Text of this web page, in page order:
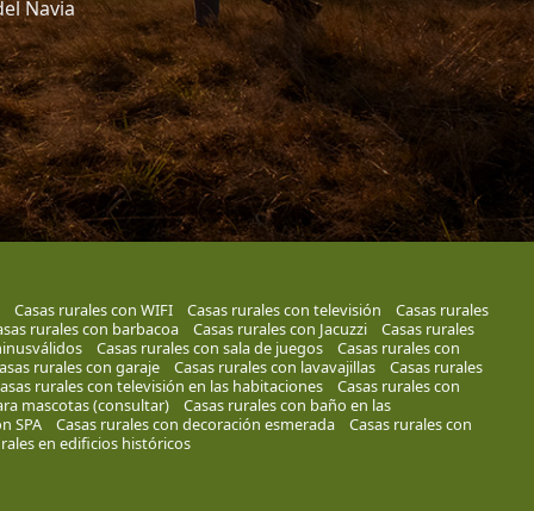
Navia
Casas rurales con WIFI Casas rurales con televisión
Casas rurales
rurales con barbacoa
Casas rurales con Jacuzzi
Casas rurales
Casas rurales con sala de juegos
Casas rurales con
rurales con garaje
Casas rurales con lavavajillas
Casas rurales
rurales con televisión en las habitaciones
Casas rurales con
mascotas (consultar)
Casas rurales con baño en las
SPA
Casas rurales con decoración esmerada
Casas rurales con
en edificios históricos